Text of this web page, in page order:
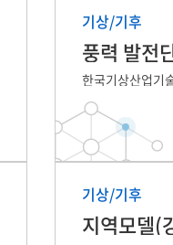
기상/기후
한국기상산업기
기상/기후
지역모델(